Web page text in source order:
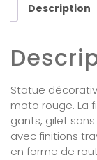
Description
Statue
moto rouge. La
gants, gilet
avec finitions
en forme de